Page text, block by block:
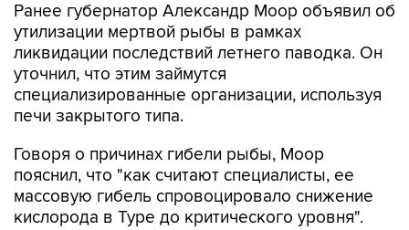
Ранее губернатор Александр Моор объявил об
утилизации мертвой рыбы в рамках
ликвидации последствий летнего паводка. Он
уточнил, что этим займутся
специализированные организации, используя
печи закрытого типа.
Говоря о причинах гибели рыбы, Моор
пояснил, что "как считают специалисты, ее
массовую гибель спровоцировало снижение
кислорода в Туре до критического уровня".